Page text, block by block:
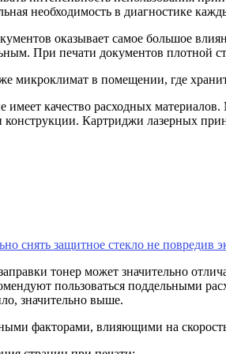
необходимость в диагностике
оказывает самое большое
При печати документов плотной
микроклимат в помещении, где
имеет качество расходных
конструкции. Картриджи лазерных
снять защитное стекло не повредив
тонер может значительно
пользоваться поддельными
значительно выше.
факторами, влияющими на